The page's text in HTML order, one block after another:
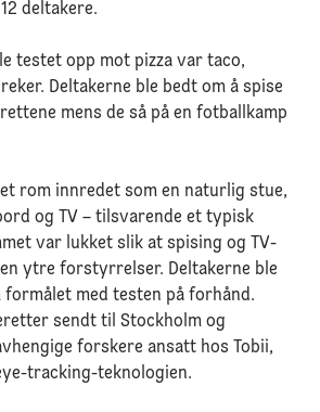
deltakere.
testet opp mot pizza var taco,
Deltakerne ble bedt om å spise
mens de så på en fotballkamp
et rom innredet som en naturlig stue,
og TV – tilsvarende et typisk
var lukket slik at spising og TV-
ytre forstyrrelser. Deltakerne ble
med testen på forhånd.
sendt til Stockholm og
forskere ansatt hos Tobii,
tracking-teknologien.